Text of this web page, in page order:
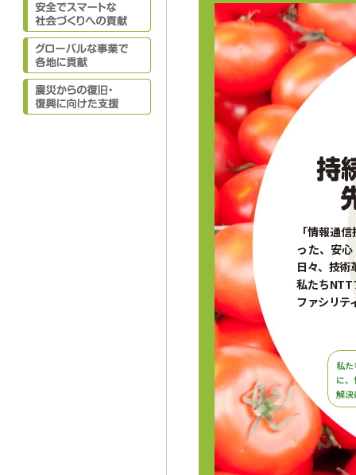
「情報通
った、安
日々、技術
私たちNTT
ファシリテ
私た
に
解決